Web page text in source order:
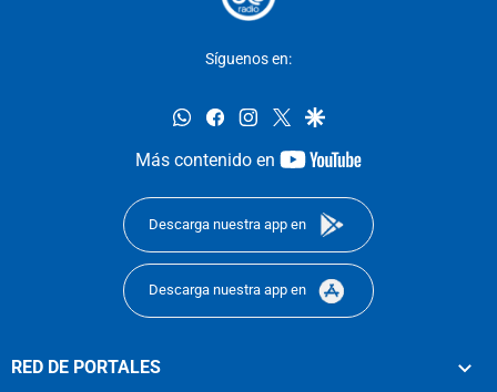
Síguenos en:
whatsappfacebookinstagram
twittergoogle
Más contenido en
youtube-
Descarga nuestra app en
Descarga nuestra app en
RED DE PORTALES